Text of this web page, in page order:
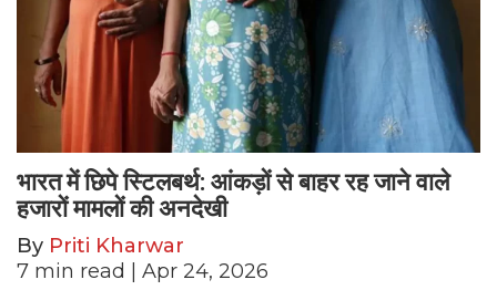
भारत में छिपे स्टिलबर्थ: आंकड़ों से बाहर रह जाने वाले
हजारों मामलों की अनदेखी
By Priti Kharwar
7 min read | Apr 24, 2026